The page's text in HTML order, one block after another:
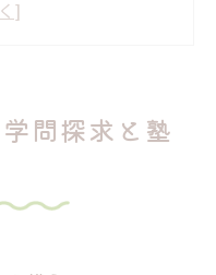
成功事例の傾向
問探求と塾